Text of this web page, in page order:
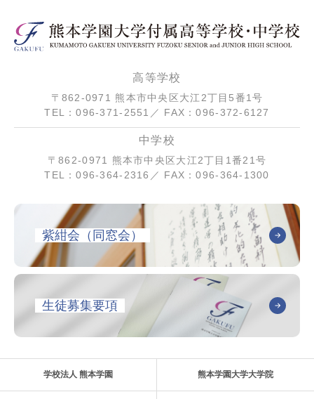
高等学校
〒862-0971 熊本市中央区大江2丁目5番1号
TEL：096-371-2551／ FAX：096-372-6127
中学校
〒862-0971 熊本市中央区大江2丁目1番21号
TEL：096-364-2316／ FAX：096-364-1300
紫紺会（同窓会）
生徒募集要項
学校法人 熊本学園 熊本学園大学大学院